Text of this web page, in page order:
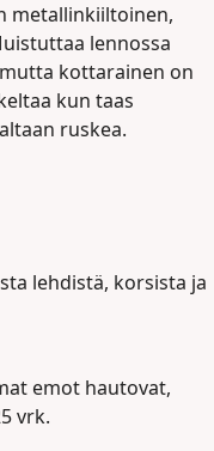
metallinkiiltoinen,
lennossa
kottarainen on
kun taas
ruskea.
lehdistä, korsista ja
emot hautovat,
vrk.